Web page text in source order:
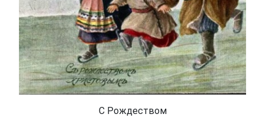
С Рождеством